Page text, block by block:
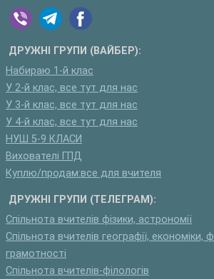
ДРУЖНІ ГРУПИ (ВАЙБЕР):
Набираю 1-й клас
У 2-й клас, все тут для нас
У 3-й клас, все тут для нас
У 4-й клас, все тут для нас
НУШ 5-9 КЛАСИ
Вихователі ГПД
Куплю/продам:все для вчителя
ДРУЖНІ ГРУПИ (ТЕЛЕГРАМ):
Спільнота вчителів фізики, астрономії
Спільнота вчителів географії, економіки,
грамотності
Спільнота вчителів-філологів